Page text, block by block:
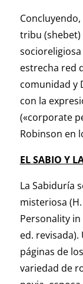
tribu (shebet)
estrecha red
comunidad y
con la
(«corporate
Robinson en
EL SABIO Y
La Sabiduría
misteriosa (
Personality in
ed. revisada).
páginas de
variedad de